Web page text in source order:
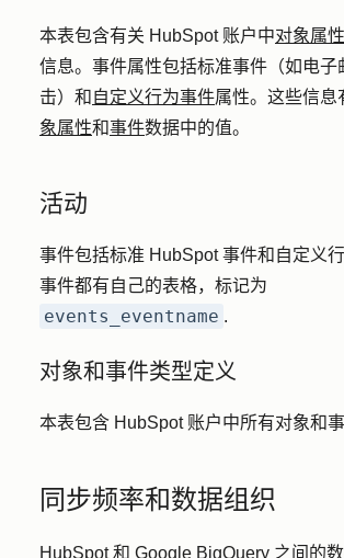
本表包含有关 HubSpot 账户中对象属性
信息。事件属性包括标准事件（如电子
击）和 自定义行为事件属性。这些信息
象属性和事件数据中的值。
活动
事件包括标准 HubSpot 事件和自定义
事件都有自己的表格，标记为
events_eventname .
对象和事件类型定义
本表包含 HubSpot 账户中所有对象和事
同步频率和数据组织
HubSpot 和 Google BigQuery 之间的